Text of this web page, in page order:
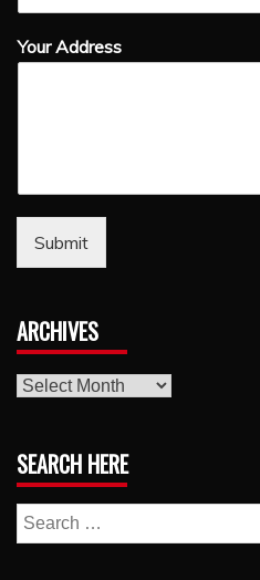
Your Address
Submit
ARCHIVES
archives
SEARCH HERE
Search
for: